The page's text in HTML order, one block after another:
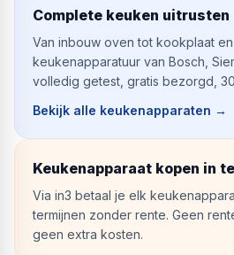
Complete keuken uitrusten
Van inbouw oven tot kookplaat
keukenapparatuur van Bosch,
volledig getest, gratis bezorgd,
Bekijk alle keukenapparaten →
Keukenapparaat kopen in
Via in3 betaal je elk
termijnen zonder rente. Geen
geen extra kosten.